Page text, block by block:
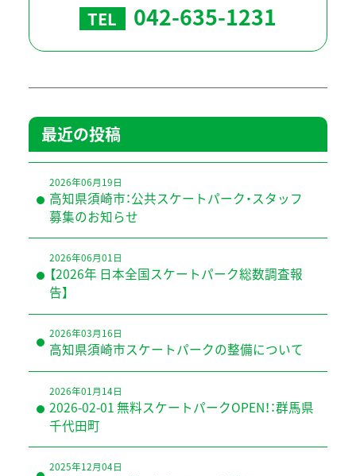
TEL 042-635-1231
最近の投稿
2026年06月19日
高知県須崎市：公共スケートパーク・スタッフ
募集のお知らせ
2026年06月01日
【2026年 日本全国スケートパーク総数調査報
告】
2026年03月16日
高知県須崎市スケートパークの整備について
2026年01月14日
2026-02-01 無料スケートパークOPEN！：群馬県
千代田町
2025年12月04日